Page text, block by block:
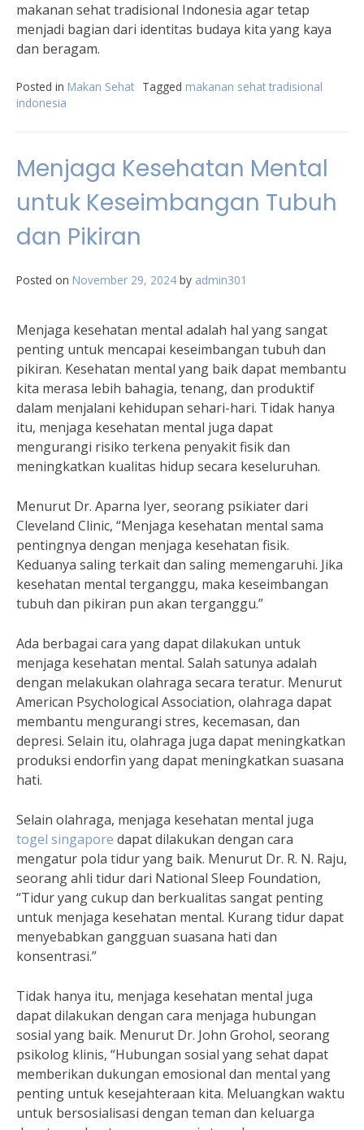
makanan sehat tradisional Indonesia agar tetap
menjadi bagian dari identitas budaya kita yang kaya
dan beragam.
Posted in Makan Sehat Tagged makanan sehat tradisional
indonesia
Menjaga Kesehatan Mental
untuk Keseimbangan Tubuh
dan Pikiran
Posted on November 29, 2024 by admin301
Menjaga kesehatan mental adalah hal yang sangat
penting untuk mencapai keseimbangan tubuh dan
pikiran. Kesehatan mental yang baik dapat membantu
kita merasa lebih bahagia, tenang, dan produktif
dalam menjalani kehidupan sehari-hari. Tidak hanya
itu, menjaga kesehatan mental juga dapat
mengurangi risiko terkena penyakit fisik dan
meningkatkan kualitas hidup secara keseluruhan.
Menurut Dr. Aparna Iyer, seorang psikiater dari
Cleveland Clinic, “Menjaga kesehatan mental sama
pentingnya dengan menjaga kesehatan fisik.
Keduanya saling terkait dan saling memengaruhi. Jika
kesehatan mental terganggu, maka keseimbangan
tubuh dan pikiran pun akan terganggu.”
Ada berbagai cara yang dapat dilakukan untuk
menjaga kesehatan mental. Salah satunya adalah
dengan melakukan olahraga secara teratur. Menurut
American Psychological Association, olahraga dapat
membantu mengurangi stres, kecemasan, dan
depresi. Selain itu, olahraga juga dapat meningkatkan
produksi endorfin yang dapat meningkatkan suasana
hati.
Selain olahraga, menjaga kesehatan mental juga
togel singapore dapat dilakukan dengan cara
mengatur pola tidur yang baik. Menurut Dr. R. N. Raju,
seorang ahli tidur dari National Sleep Foundation,
“Tidur yang cukup dan berkualitas sangat penting
untuk menjaga kesehatan mental. Kurang tidur dapat
menyebabkan gangguan suasana hati dan
konsentrasi.”
Tidak hanya itu, menjaga kesehatan mental juga
dapat dilakukan dengan cara menjaga hubungan
sosial yang baik. Menurut Dr. John Grohol, seorang
psikolog klinis, “Hubungan sosial yang sehat dapat
memberikan dukungan emosional dan mental yang
penting untuk kesejahteraan kita. Meluangkan waktu
untuk bersosialisasi dengan teman dan keluarga